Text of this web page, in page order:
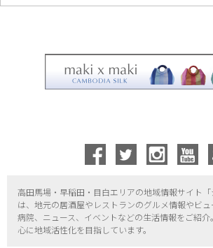
高田馬場・早稲田・目白エリアの地域情報サイト「
は、地元の居酒屋やレストランのグルメ情報やビュ
病院、ニュース、イベントなどの生活情報をご紹介
心に地域活性化を目指しています。